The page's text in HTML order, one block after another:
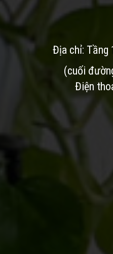
Địa chỉ: Tầng
(cuối
Điện